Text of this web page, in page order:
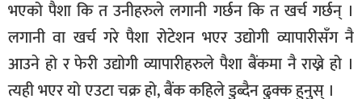
भएको पैशा कि त उनीहरुले लगानी गर्छन कि त खर्च गर्छन् ।
लगानी वा खर्च गरे पैशा रोटेशन भएर उद्योगी व्यापारीसँग नै
आउने हो र फेरी उद्योगी व्यापारीहरुले पैशा बैंकमा नै राख्ने हो ।
त्यही भएर यो एउटा चक्र हो, बैंक कहिले डुब्दैन ढुक्क हुनुस् ।